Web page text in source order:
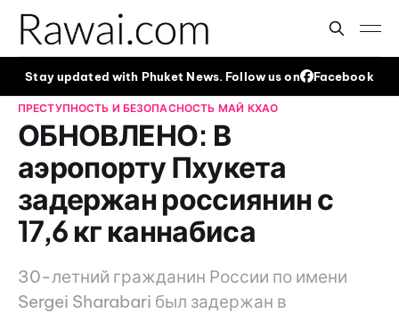
Stay updated with Phuket News. Follow us on Facebook
ПРЕСТУПНОСТЬ И БЕЗОПАСНОСТЬ МАЙ КХАО
ОБНОВЛЕНО: В
аэропорту Пхукета
задержан россиянин с
17,6 кг каннабиса
30-летний гражданин России по имени
Sergei Sharabari был задержан в